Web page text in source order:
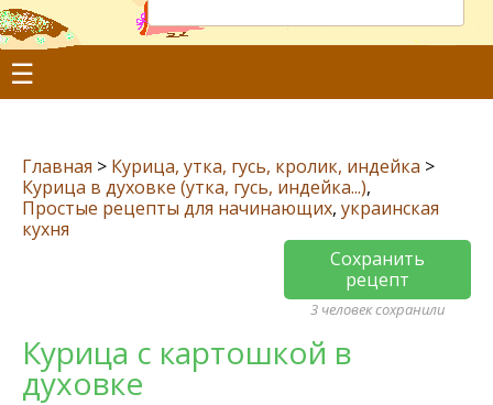
☰
Главная > Курица, утка, гусь, кролик, индейка >
Курица в духовке (утка, гусь, индейка...),
Простые рецепты для начинающих, украинская
кухня
Сохранить
рецепт
3 человек сохранили
Курица с картошкой в
духовке